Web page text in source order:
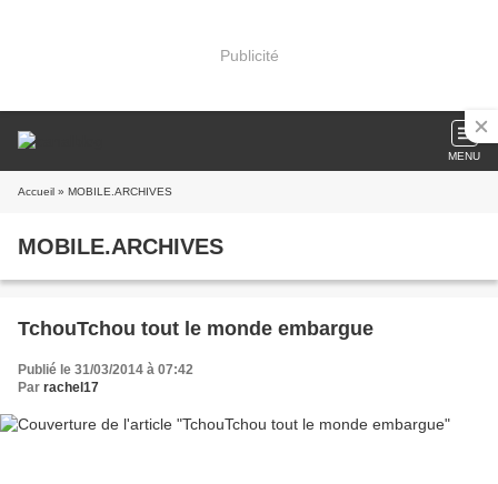
Publicité
MENU
Accueil » MOBILE.ARCHIVES
MOBILE.ARCHIVES
TchouTchou tout le monde embargue
Publié le 31/03/2014 à 07:42
Par rachel17